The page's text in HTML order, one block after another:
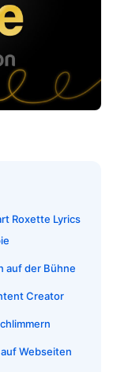
Roxette Lyrics
auf der Bühne
Creator
Webseiten